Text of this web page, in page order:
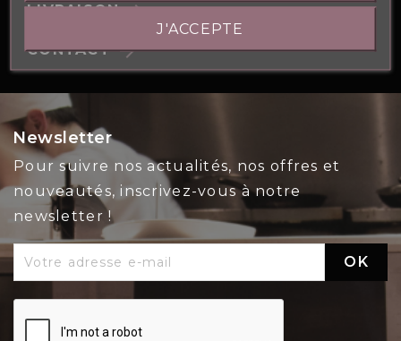
LIVRAISONarrow_forward
CONTACTarrow_forward
Newsletter
Pour suivre nos actualités, nos offres et
nouveautés, inscrivez-vous à notre
newsletter !
J'ACCEPTE